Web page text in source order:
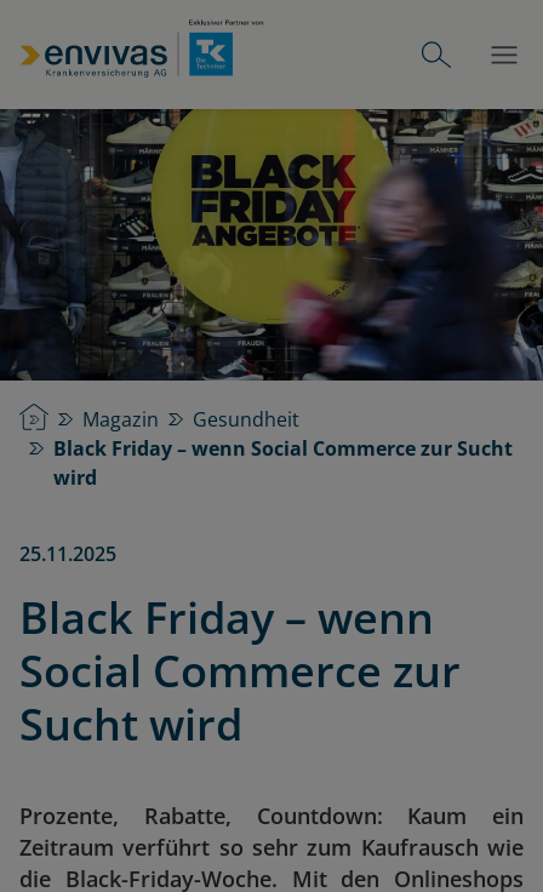
StartseiteMagazin
Gesundheit
Black Friday – wenn Social Commerce zur Sucht
wird
25.11.2025
Black Friday – wenn
Social Commerce zur
Sucht wird
Prozente, Rabatte, Countdown: Kaum ein
Zeitraum verführt so sehr zum Kaufrausch wie
die Black-Friday-Woche. Mit den Onlineshops